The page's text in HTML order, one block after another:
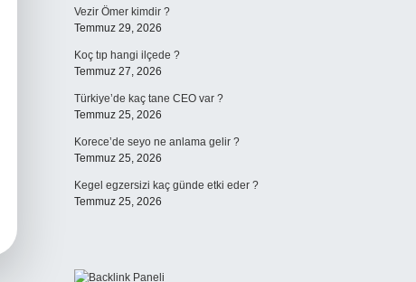
Vezir Ömer kimdir ?
Temmuz 29, 2026
Koç tıp hangi ilçede ?
Temmuz 27, 2026
Türkiye’de kaç tane CEO var ?
Temmuz 25, 2026
Korece’de seyo ne anlama gelir ?
Temmuz 25, 2026
Kegel egzersizi kaç günde etki eder ?
Temmuz 25, 2026